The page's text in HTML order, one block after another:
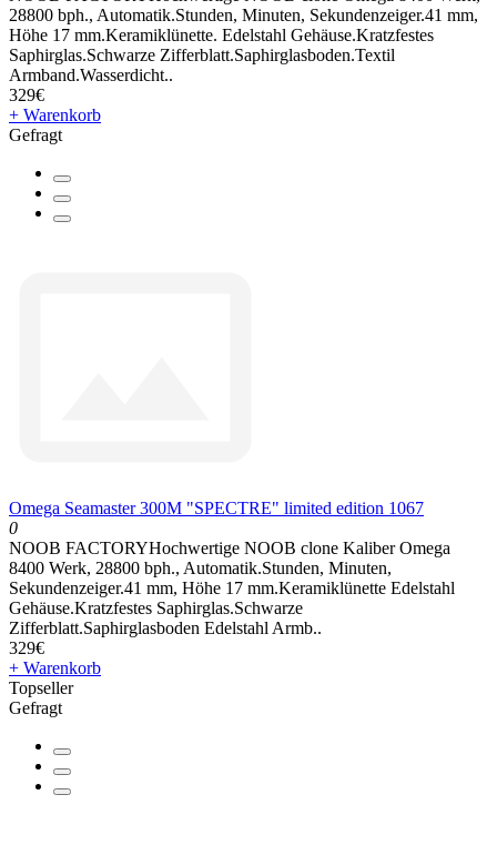
28800 bph., Automatik.Stunden, Minuten, Sekundenzeiger.41 mm,
Höhe 17 mm.Keramiklünette. Edelstahl Gehäuse.Kratzfestes
Saphirglas.Schwarze Zifferblatt.Saphirglasboden.Textil
Armband.Wasserdicht..
329€
+ Warenkorb
Gefragt
Omega Seamaster 300M "SPECTRE" limited edition 1067
0
NOOB FACTORYHochwertige NOOB clone Kaliber Omega
8400 Werk, 28800 bph., Automatik.Stunden, Minuten,
Sekundenzeiger.41 mm, Höhe 17 mm.Keramiklünette Edelstahl
Gehäuse.Kratzfestes Saphirglas.Schwarze
Zifferblatt.Saphirglasboden Edelstahl Armb..
329€
+ Warenkorb
Topseller
Gefragt